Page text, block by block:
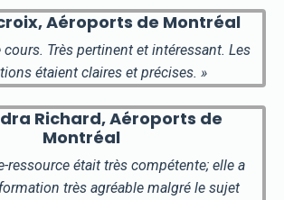
Aéroports de Montréal
cours. Très pertinent et intéressant. Les
étaient claires et précises. »
Richard, Aéroports de
Montréal
ressource était très compétente; elle a
très agréable malgré le sujet